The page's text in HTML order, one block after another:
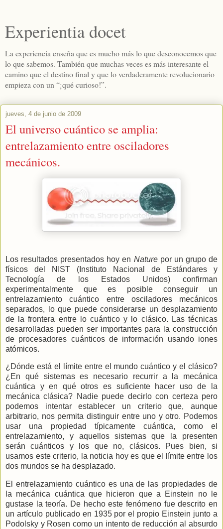
Experientia docet
La experiencia enseña que es mucho más lo que desconocemos que
lo que sabemos. También que muchas veces es más interesante el
camino que el destino final y que lo verdaderamente revolucionario
empieza con un “¡qué curioso!”.
jueves, 4 de junio de 2009
El universo cuántico se amplia:
entrelazamiento entre osciladores
mecánicos.
Los resultados presentados hoy en Naturepor un grupo de
físicos del NIST (Instituto Nacional de Estándares y
Tecnología de los Estados Unidos) confirman
experimentalmente que es posible conseguir un
entrelazamiento cuántico entre osciladores mecánicos
separados, lo que puede considerarse un desplazamiento
de la frontera entre lo cuántico y lo clásico. Las técnicas
desarrolladas pueden ser importantes para la construcción
de procesadores cuánticos de información usando iones
atómicos.
¿Dónde está el límite entre el mundo cuántico y el clásico?
¿En qué sistemas es necesario recurrir a la mecánica
cuántica y en qué otros es suficiente hacer uso de la
mecánica clásica? Nadie puede decirlo con certeza pero
podemos intentar establecer un criterio que, aunque
arbitrario, nos permita distinguir entre uno y otro. Podemos
usar una propiedad típicamente cuántica, como el
entrelazamiento, y aquellos sistemas que la presenten
serán cuánticos y los que no, clásicos. Pues bien, si
usamos este criterio, la noticia hoy es que el límite entre los
dos mundos se ha desplazado.
El entrelazamiento cuántico es una de las propiedades de
la mecánica cuántica que hicieron que a Einstein no le
gustase la teoría. De hecho este fenómeno fue descrito en
un artículo publicado en 1935 por el propio Einstein junto a
Podolsky y Rosen como un intento de reducción al absurdo